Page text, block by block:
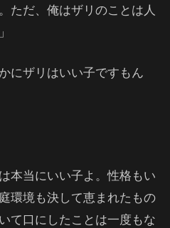
ただ、俺はザリのことは人
にザリはいい子ですもん
本当にいい子よ。性格もい
環境も決して恵まれたもの
て口にしたことは一度もな